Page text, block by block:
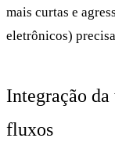
mais curtas e
eletrônicos)
Integração
fluxos